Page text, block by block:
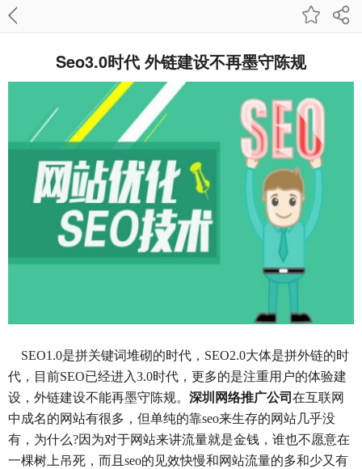
Seo3.0时代 外链建设不再墨守陈规
SEO1.0是拼关键词堆砌的时代，SEO2.0大体是拼外链的时
代，目前SEO已经进入3.0时代，更多的是注重用户的体验建
设，外链建设不能再墨守陈规。 深圳网络推广公司 在互联网
中成名的网站有很多，但单纯的靠seo来生存的网站几乎没
有，为什么?因为对于网站来讲流量就是金钱，谁也不愿意在
一棵树上吊死，而且seo的见效快慢和网站流量的多和少又有